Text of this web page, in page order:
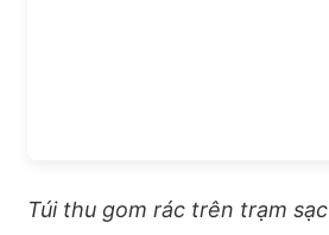
Túi thu gom rác trên trạm sạc